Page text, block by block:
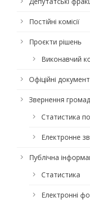
Постійні комісії
Проєкти рішень
Виконавчий
Офіційні
Звернення
Статистика
Електронне
Публічна
Статистика
Електронні